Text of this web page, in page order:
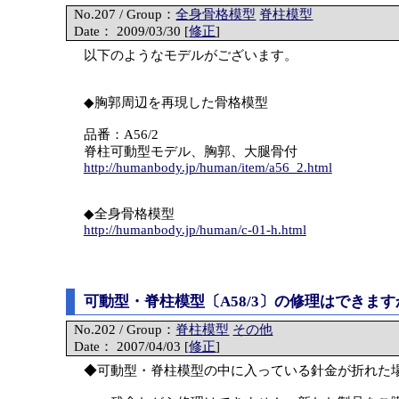
No.207 / Group：全身骨格模型 脊柱模型
Date： 2009/03/30 [修正]
以下のようなモデルがございます。
◆胸郭周辺を再現した骨格模型
品番：A56/2
脊柱可動型モデル、胸郭、大腿骨付
http://humanbody.jp/human/item/a56_2.html
◆全身骨格模型
http://humanbody.jp/human/c-01-h.html
可動型・脊柱模型〔A58/3〕の修理はできます
No.202 / Group： 脊柱模型 その他
Date： 2007/04/03 [修正]
◆可動型・脊柱模型の中に入っている針金が折れた